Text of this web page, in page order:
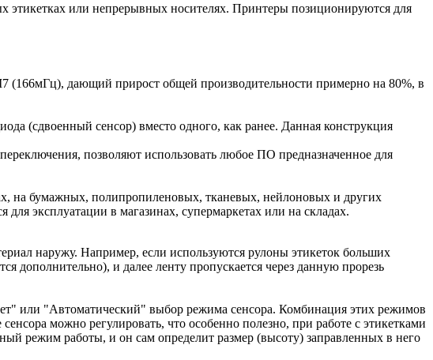
этикетках или непрерывных носителях. Принтеры позиционируются для
дающий прирост общей производительности примерно на 80%, в
(сдвоенный сенсор) вместо одного, как ранее. Данная конструкция
позволяют использовать любое ПО предназначенное для
на бумажных, полипропиленовых, тканевых, нейлоновых и других
эксплуатации в магазинах, супермаркетах или на складах.
наружу. Например, если используются рулоны этикеток больших
дополнительно), и далее ленту пропускается через данную прорезь
или "Автоматический" выбор режима сенсора. Комбинация этих режимов
можно регулировать, что особенно полезно, при работе с этикетками
режим работы, и он сам определит размер (высоту) заправленных в него